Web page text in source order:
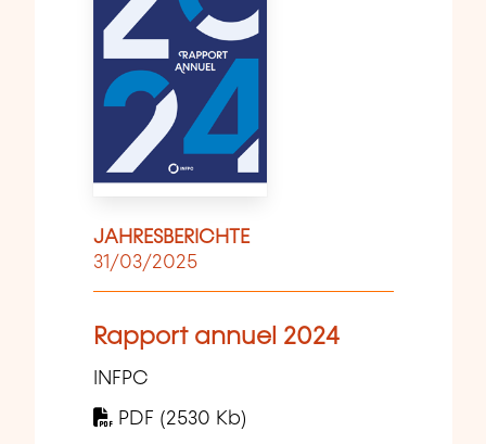
JAHRESBERICHTE
31/03/2025
Rapport annuel 2024
INFPC
PDF (2530 Kb)